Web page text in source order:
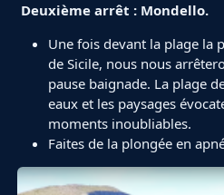
Deuxième arrêt : Mondello.
Une fois devant la plage la
de Sicile, nous nous
pause baignade. La plage
eaux et les paysages
moments inoubliables.
Faites de la plongée en